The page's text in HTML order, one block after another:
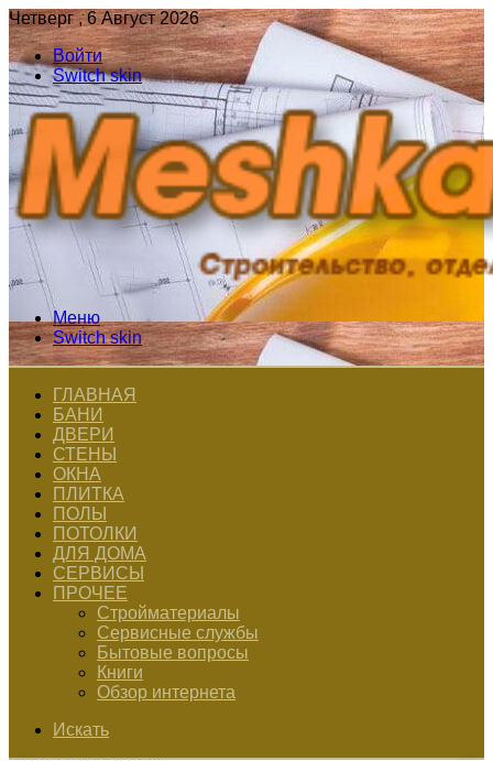
Четверг , 6 Август 2026
Войти
Switch skin
Меню
Switch skin
ГЛАВНАЯ
БАНИ
ДВЕРИ
СТЕНЫ
ОКНА
ПЛИТКА
ПОЛЫ
ПОТОЛКИ
ДЛЯ ДОМА
СЕРВИСЫ
ПРОЧЕЕ
Стройматериалы
Сервисные службы
Бытовые вопросы
Книги
Обзор интернета
Искать